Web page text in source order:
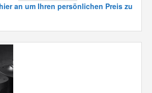
an um Ihren persönlichen Preis zu